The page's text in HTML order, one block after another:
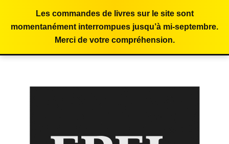
Les commandes de livres sur le site sont
momentanément interrompues jusqu’à mi-septembre.
Merci de votre compréhension.